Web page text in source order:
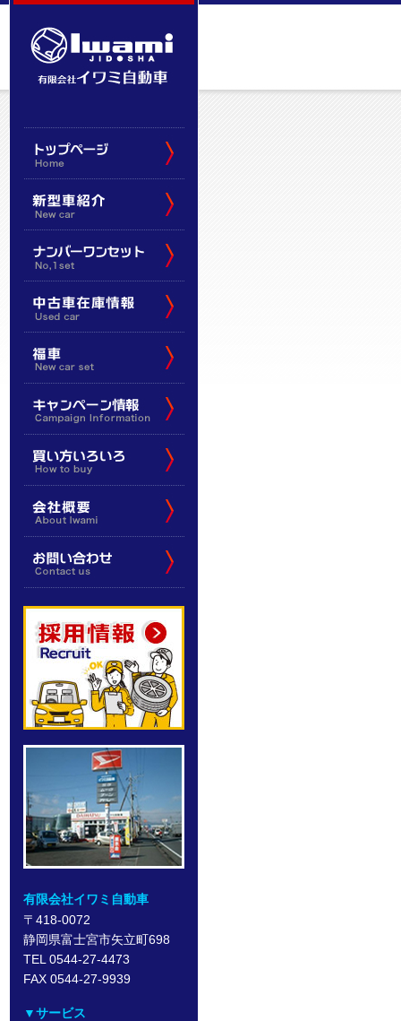
有限会社イワミ自動車
〒418-0072
静岡県富士宮市矢立町698
TEL 0544-27-4473
FAX 0544-27-9939
▼サービス